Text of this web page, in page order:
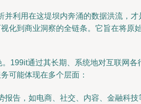
利用在这堤坝内奔涌的数据洪流，
化到商业洞察的全链条。它旨在将
199it通过其长期、系统地对互联网
可能体现在多个层面：
报告，如电商、社交、内容、金融科